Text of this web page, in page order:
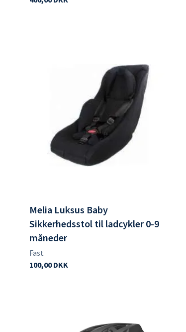
Melia Luksus Baby
Sikkerhedsstol til ladcykler 0-9
måneder